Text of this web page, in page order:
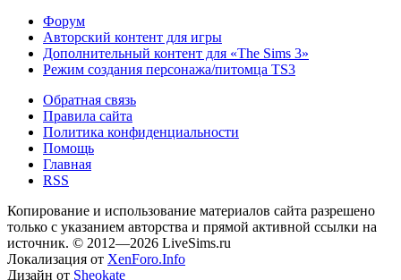
Форум
Авторский контент для игры
Дополнительный контент для «The Sims 3»
Режим создания персонажа/питомца TS3
Обратная связь
Правила сайта
Политика конфиденциальности
Помощь
Главная
RSS
Копирование и использование материалов сайта разрешено
только с указанием авторства и прямой активной ссылки на
источник. © 2012—2026 LiveSims.ru
Локализация от XenForo.Info
Дизайн от Sheokate